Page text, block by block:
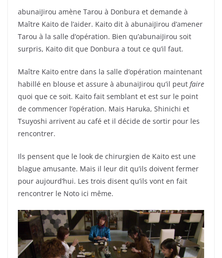
abunaiJirou amène Tarou à Donbura et demande à
Maître Kaito de l’aider. Kaito dit à abunaiJirou d’amener
Tarou à la salle d’opération. Bien qu’abunaiJirou soit
surpris, Kaito dit que Donbura a tout ce qu’il faut.
Maître Kaito entre dans la salle d’opération maintenant
habillé en blouse et assure à abunaiJirou qu’il peut faire
quoi que ce soit. Kaito fait semblant et est sur le point
de commencer l’opération. Mais Haruka, Shinichi et
Tsuyoshi arrivent au café et il décide de sortir pour les
rencontrer.
Ils pensent que le look de chirurgien de Kaito est une
blague amusante. Mais il leur dit qu’ils doivent fermer
pour aujourd’hui. Les trois disent qu’ils vont en fait
rencontrer le Noto ici même.